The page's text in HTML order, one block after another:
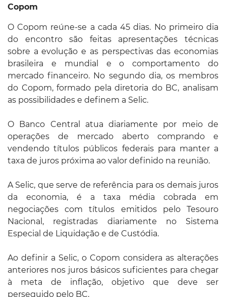
Copom
O Copom reúne-se a cada 45 dias. No primeiro dia
do encontro são feitas apresentações técnicas
sobre a evolução e as perspectivas das economias
brasileira e mundial e o comportamento do
mercado financeiro. No segundo dia, os membros
do Copom, formado pela diretoria do BC, analisam
as possibilidades e definem a Selic.
O Banco Central atua diariamente por meio de
operações de mercado aberto comprando e
vendendo títulos públicos federais para manter a
taxa de juros próxima ao valor definido na reunião.
A Selic, que serve de referência para os demais juros
da economia, é a taxa média cobrada em
negociações com títulos emitidos pelo Tesouro
Nacional, registradas diariamente no Sistema
Especial de Liquidação e de Custódia.
Ao definir a Selic, o Copom considera as alterações
anteriores nos juros básicos suficientes para chegar
à meta de inflação, objetivo que deve ser
perseguido pelo BC.